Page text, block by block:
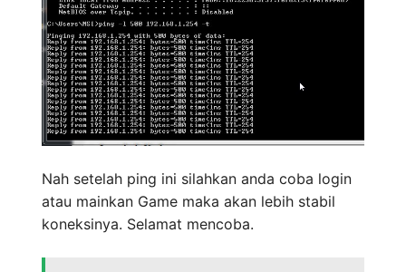
Nah setelah ping ini silahkan anda coba login
atau mainkan Game maka akan lebih stabil
koneksinya. Selamat mencoba.